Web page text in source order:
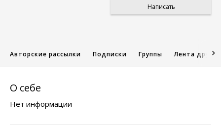
Написать
Авторские рассылки Подписки Группы Лента друзей
О себе
Нет информации